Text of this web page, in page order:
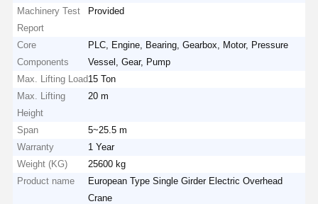
Machinery Test
Report
Provided
Core
Components
PLC, Engine, Bearing, Gearbox, Motor, Pressure
Vessel, Gear, Pump
Max. Lifting Load15 Ton
Max. Lifting
Height
20 m
Span
5~25.5 m
Warranty
1 Year
Weight (KG)
25600 kg
Product name
European Type Single Girder Electric Overhead
Crane